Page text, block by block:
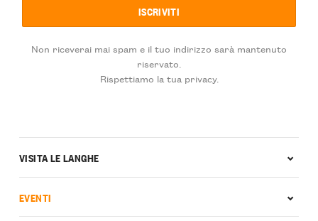
Non riceverai mai spam e il tuo indirizzo sarà mantenuto
riservato.
Rispettiamo la tua privacy.
VISITA LE LANGHE
EVENTI